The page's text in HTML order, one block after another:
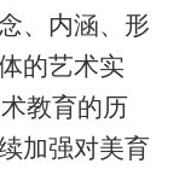
、内涵、形
的艺术实
教育的历
加强对美育